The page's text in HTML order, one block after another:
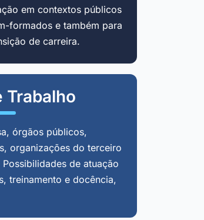
em contextos públicos
formados e também para
de carreira.
Trabalho
órgãos públicos,
organizações do terceiro
de atuação
treinamento e docência,